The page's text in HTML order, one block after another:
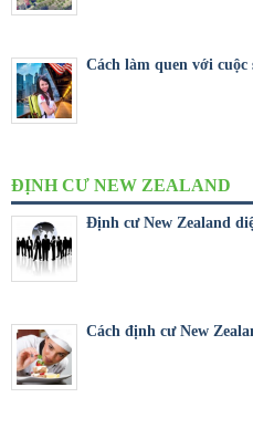
Cách làm quen với
ĐỊNH CƯ NEW ZEALAND
Định cư New Zealand
Cách định cư New